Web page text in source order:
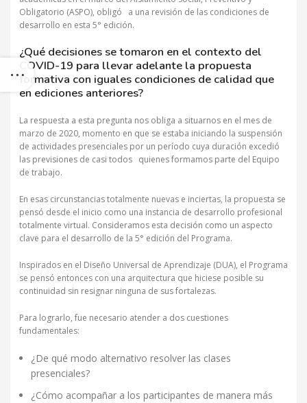
Obligatorio (ASPO), obligó a una revisión de las condiciones de
desarrollo en esta 5° edición.
¿Qué decisiones se tomaron en el contexto del
COVID-19 para llevar adelante la propuesta
formativa con iguales condiciones de calidad que
en ediciones anteriores?
La respuesta a esta pregunta nos obliga a situarnos en el mes de
marzo de 2020, momento en que se estaba iniciando la suspensión
de actividades presenciales por un período cuya duración excedió
las previsiones de casi todos quienes formamos parte del Equipo
de trabajo.
En esas circunstancias totalmente nuevas e inciertas, la propuesta se
pensó desde el inicio como una instancia de desarrollo profesional
totalmente virtual. Consideramos esta decisión como un aspecto
clave para el desarrollo de la 5° edición del Programa.
Inspirados en el Diseño Universal de Aprendizaje (DUA), el Programa
se pensó entonces con una arquitectura que hiciese posible su
continuidad sin resignar ninguna de sus fortalezas.
Para lograrlo, fue necesario atender a dos cuestiones
fundamentales:
¿De qué modo alternativo resolver las clases
presenciales?
¿Cómo acompañar a los participantes de manera más